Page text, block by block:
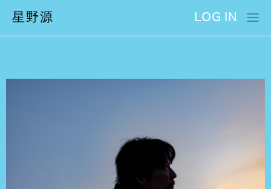
星野源 LOG IN